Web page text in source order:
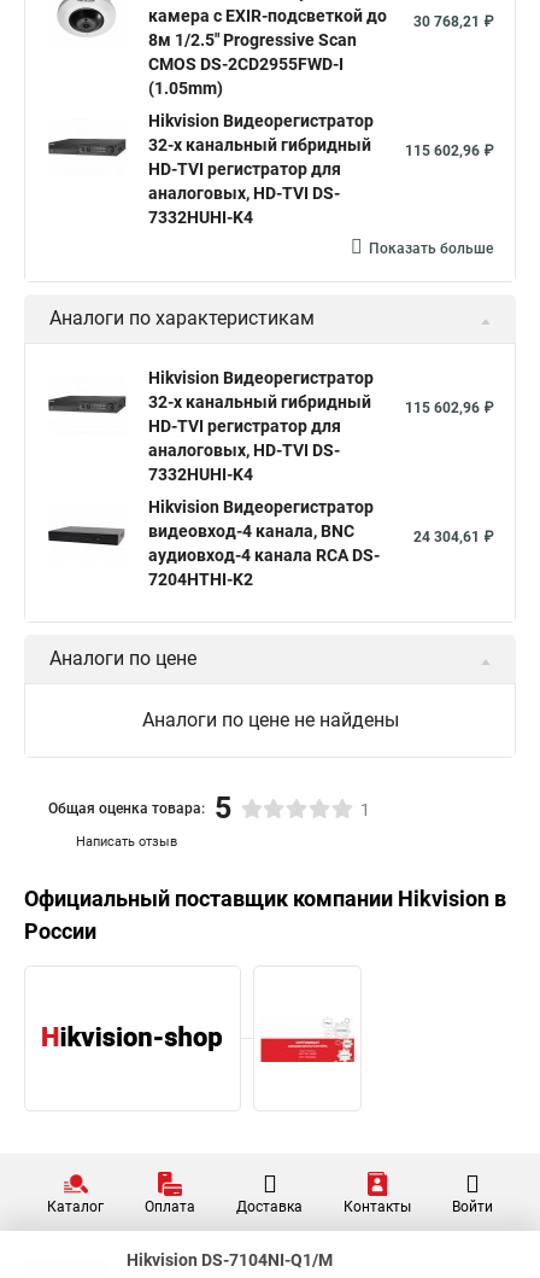
Hikvision 2 8 mm Hikvision camera Hikvision 2cd1148 i b
Видеонаблюдение Ip видеокамеры
Hikvision 2cd2142fwd
Hikvision ds 2cd1148 hikvision ds 2cd1148 i b
hikvision ds 2cd2042wd i Видеокамера hikvision
Видеокамеры hikvision ds
Камера Hikvision ds 2ce16d8t
Видеокамера hikvision hiwatch
Камера Hikvision ds 2cd2442fwd
Уличная камера Hikvision ip camera
Hikvision поворотная камера Hikvision купольная
Нikvision микрофон Hikvision поворотная
Hikvision порты
камера c EXIR-подсветкой до
8м 1/2.5" Progressive Scan
CMOS DS-2CD2955FWD-I
(1.05mm)
30 768,21 ₽
Hikvision Видеорегистратор
32-х канальный гибридный
HD-TVI регистратор для
аналоговых, HD-TVI DS-
7332HUHI-K4
115 602,96 ₽
Показать больше
Аналоги по характеристикам
Hikvision Видеорегистратор
32-х канальный гибридный
HD-TVI регистратор для
аналоговых, HD-TVI DS-
7332HUHI-K4
115 602,96 ₽
Hikvision Видеорегистратор
видеовход-4 канала, BNC
аудиовход-4 канала RCA DS-
7204HTHI-K2
24 304,61 ₽
Аналоги по цене
Аналоги по цене не найдены
Написать отзыв
Общая оценка товара: 5 1
Официальный поставщик компании Hikvision в
России
Каталог Оплата Доставка Контакты Войти
Hikvision DS-7104NI-Q1/M